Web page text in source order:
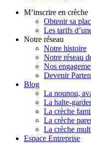
M’inscrire en crèche
Obtenir sa
Les tarifs
Notre réseau
Notre histoire
Notre réseau
Nos
Devenir
Blog
La nounou,
La halte-
La crèche
La crèche
La crèche
Espace Entreprise